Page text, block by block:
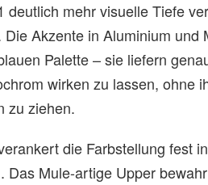
deutlich mehr visuelle Tiefe
Akzente in Aluminium und
Palette – sie liefern
wirken zu lassen, ohne
zu ziehen.
die Farbstellung fest
Das Mule-artige Upper